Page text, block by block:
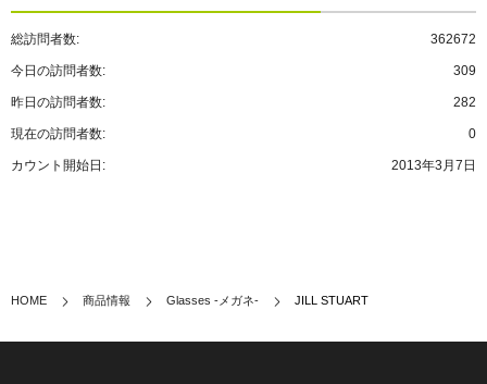
362672
総訪問者数:
309
今日の訪問者数:
282
昨日の訪問者数:
0
現在の訪問者数:
2013年3月7日
カウント開始日:
HOME 商品情報 Glasses -メガネ- JILL STUART